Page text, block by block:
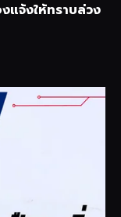
แจ้งให้ทราบล่วง